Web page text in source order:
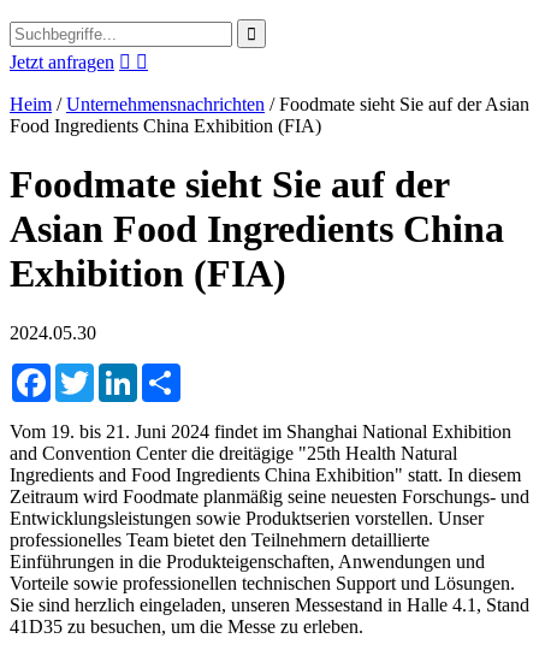
Jetzt anfragen  
Heim /Unternehmensnachrichten /Foodmate sieht Sie auf der Asian
Food Ingredients China Exhibition (FIA)
Foodmate sieht Sie auf der
Asian Food Ingredients China
Exhibition (FIA)
2024.05.30
FacebookTwitterLinkedIn
Vom 19. bis 21. Juni 2024 findet im Shanghai National Exhibition
and Convention Center die dreitägige "25th Health Natural
Ingredients and Food Ingredients China Exhibition" statt. In diesem
Zeitraum wird Foodmate planmäßig seine neuesten Forschungs- und
Entwicklungsleistungen sowie Produktserien vorstellen. Unser
professionelles Team bietet den Teilnehmern detaillierte
Einführungen in die Produkteigenschaften, Anwendungen und
Vorteile sowie professionellen technischen Support und Lösungen.
Sie sind herzlich eingeladen, unseren Messestand in Halle 4.1, Stand
41D35 zu besuchen, um die Messe zu erleben.